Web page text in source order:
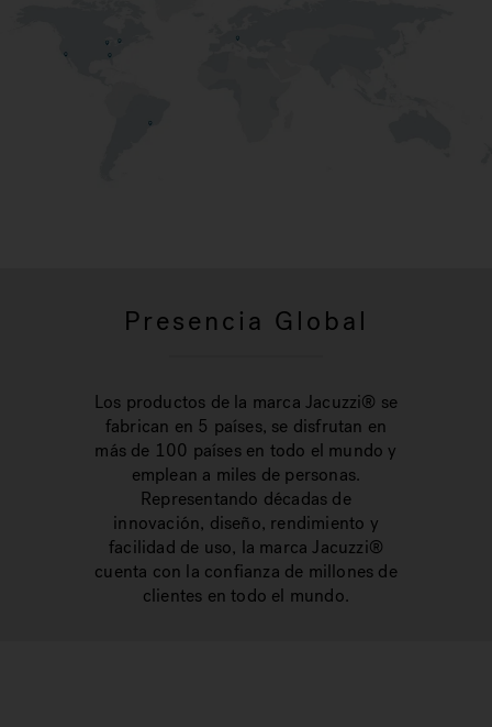
Presencia Global
Los productos de la marca Jacuzzi® se
fabrican en 5 países, se disfrutan en
más de 100 países en todo el mundo y
emplean a miles de personas.
Representando décadas de
innovación, diseño, rendimiento y
facilidad de uso, la marca Jacuzzi®
cuenta con la confianza de millones de
clientes en todo el mundo.